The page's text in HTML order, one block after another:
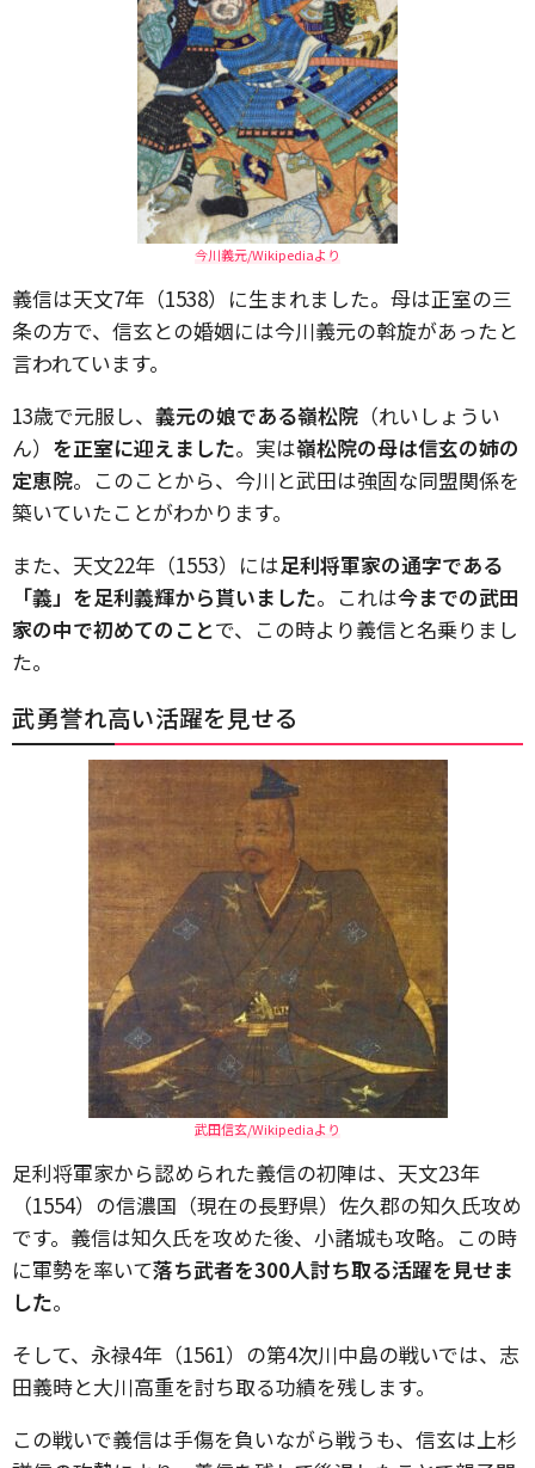
今川義元/Wikipediaより
義信は天文7年（1538）に生まれました。母は正室の三
条の方で、信玄との婚姻には今川義元の斡旋があったと
言われています。
13歳で元服し、 義元の娘である嶺松院 （れいしょうい
ん） を正室に迎えました。実は嶺松院の母は信玄の姉の
定恵院。このことから、今川と武田は強固な同盟関係を
築いていたことがわかります。
また、天文22年（1553）には足利将軍家の通字である
「義」を足利義輝から貰いました。これは今までの武田
家の中で初めてのことで、この時より義信と名乗りまし
た。
武勇誉れ高い活躍を見せる
武田信玄/Wikipediaより
足利将軍家から認められた義信の初陣は、天文23年
（1554）の信濃国（現在の長野県）佐久郡の知久氏攻め
です。義信は知久氏を攻めた後、小諸城も攻略。この時
に軍勢を率いて落ち武者を300人討ち取る活躍を見せま
した。
そして、永禄4年（1561）の第4次川中島の戦いでは、志
田義時と大川高重を討ち取る功績を残します。
この戦いで義信は手傷を負いながら戦うも、信玄は上杉